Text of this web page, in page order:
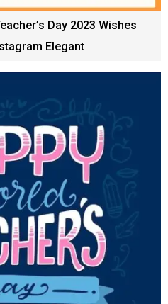
Day 2023 Wishes
Elegant